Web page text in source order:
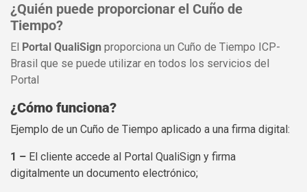
¿Quién puede proporcionar el Cuño de
Tiempo?
El Portal QualiSign proporciona un Cuño de Tiempo ICP-
Brasil que se puede utilizar en todos los servicios del
Portal
¿Cómo funciona?
Ejemplo de un Cuño de Tiempo aplicado a una firma digital:
1 – El cliente accede al Portal QualiSign y firma
digitalmente un documento electrónico;